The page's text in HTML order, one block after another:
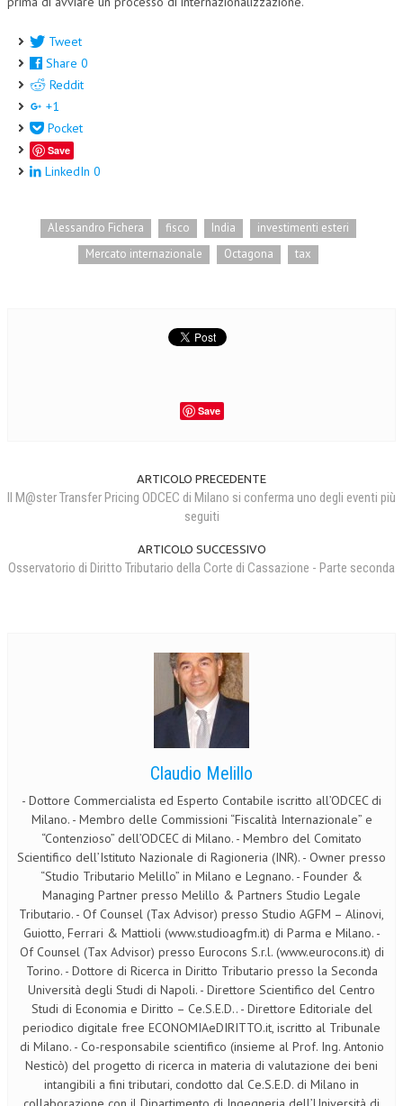
DIRITTO DEL WEB
DIRITTO DELLE IMPRESE IN CRISI
CRIMINOLOGIA E CRIMINALISTICA
SICUREZZA SUL LAVORO
DIRITTO TRIBUTARIO
FISCALITÀ INTERNAZIONALE
TRIBUTARIA
ARCHIVIO EVENTI (FINO AL 2022)
CORSI ENTI TERZI
PUBBLICAZIONI
BOLLETTINO FINANZIAMENTI
TELEGRAM
DOCUMENTI
MANUALI E MONOGRAFIE
TESI DI LAUREA
MATERIALE DIDATTICO
INVITI E PROMOZIONI
Tweet
Share 0
Reddit
+1
Pocket
Save
LinkedIn 0
Alessandro Fichera fisco India
investimenti esteri
Mercato internazionale
Octagona tax
Save
ARTICOLO PRECEDENTE
Il M@ster Transfer Pricing ODCEC di Milano si conferma uno degli eventi più
seguiti
ARTICOLO SUCCESSIVO
Osservatorio di Diritto Tributario della Corte di Cassazione - Parte seconda
Claudio Melillo
- Dottore Commercialista ed Esperto Contabile iscritto all’ODCEC di
Milano. - Membro delle Commissioni “Fiscalità Internazionale” e
“Contenzioso” dell’ODCEC di Milano. - Membro del Comitato
Scientifico dell’Istituto Nazionale di Ragioneria (INR). - Owner presso
“Studio Tributario Melillo” in Milano e Legnano. - Founder &
Managing Partner presso Melillo & Partners Studio Legale
Tributario. - Of Counsel (Tax Advisor) presso Studio AGFM – Alinovi,
Guiotto, Ferrari & Mattioli (www.studioagfm.it) di Parma e Milano. -
Of Counsel (Tax Advisor) presso Eurocons S.r.l. (www.eurocons.it) di
Torino. - Dottore di Ricerca in Diritto Tributario presso la Seconda
Università degli Studi di Napoli. - Direttore Scientifico del Centro
Studi di Economia e Diritto – Ce.S.E.D.. - Direttore Editoriale del
periodico digitale free ECONOMIAeDIRITTO.it, iscritto al Tribunale
di Milano. - Co-responsabile scientifico (insieme al Prof. Ing. Antonio
Nesticò) del progetto di ricerca in materia di valutazione dei beni
intangibili a fini tributari, condotto dal Ce.S.E.D. di Milano in